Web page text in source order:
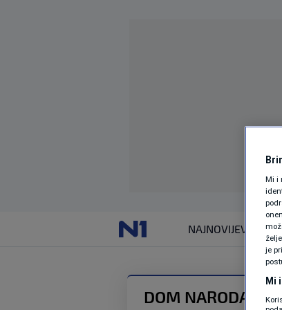
NAJNOVIJEVIJESTI
DOM NARODA
Mi i
je
Mi